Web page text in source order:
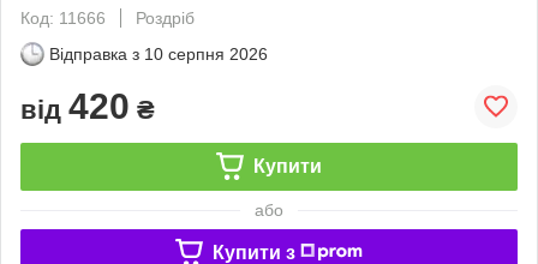
Код: 11666
Роздріб
Відправка з 10 серпня 2026
від 420 ₴
Купити
або
Купити з